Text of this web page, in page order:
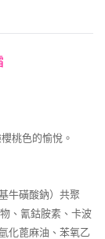
桃色的愉悅。
牛磺酸鈉）共聚
、氰鈷胺素、卡波
化蓖麻油、苯氧乙